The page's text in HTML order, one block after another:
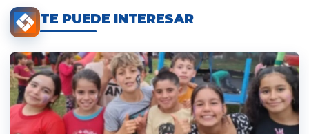
TE PUEDE INTERESAR